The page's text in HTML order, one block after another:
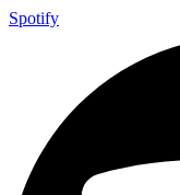
Spotify